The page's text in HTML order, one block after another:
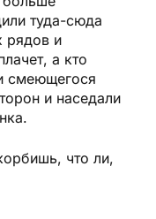
туда-сюда
рядов и
а кто
смеющегося
и наседали
что ли,